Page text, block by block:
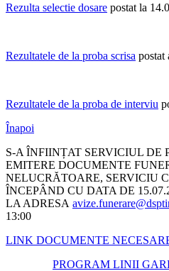
Rezulta selectie dosare postat la
Rezultatele de la proba scrisa postat
Rezultatele de la proba de interviu
Înapoi
S-A ÎNFIINȚAT SERVICIUL DE
EMITERE DOCUMENTE
NELUCRĂTOARE, SERVICIU
ÎNCEPÂND CU DATA DE
LA ADRESA
13:00
LINK DOCUMENTE
PROGRAM LINII